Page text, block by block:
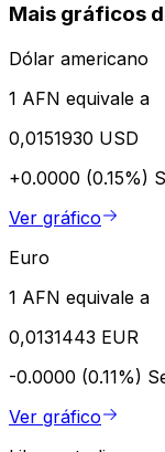
Mais gráficos
Dólar americano
1 AFN equivale a
0,0151930 USD
+0.0000 (0.15%)
Ver gráfico
Euro
1 AFN equivale a
0,0131443 EUR
-0.0000 (0.11%)
Ver gráfico